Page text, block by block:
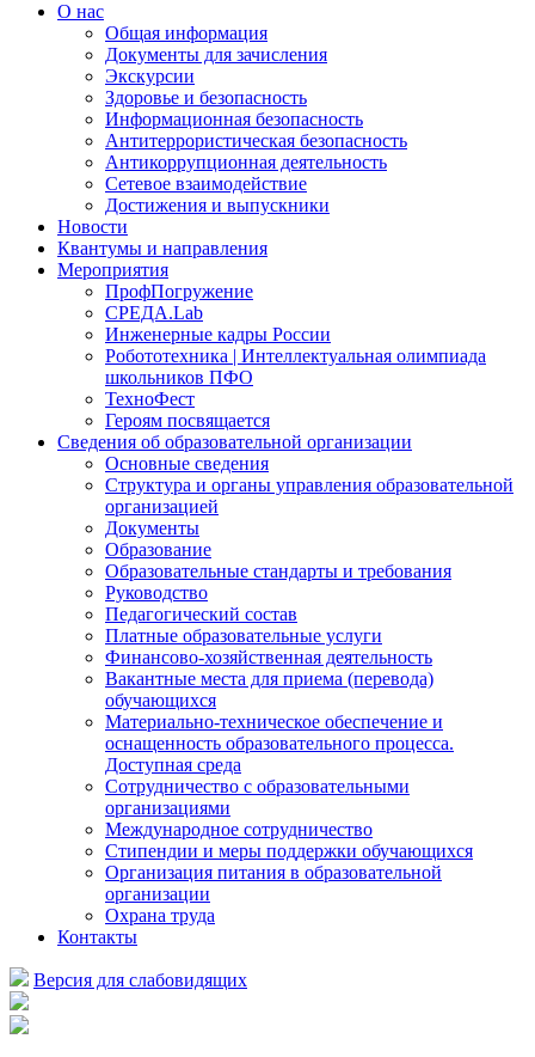
О нас
Общая информация
Документы для зачисления
Экскурсии
Здоровье и безопасность
Информационная безопасность
Антитеррористическая безопасность
Антикоррупционная деятельность
Сетевое взаимодействие
Достижения и выпускники
Новости
Квантумы и направления
Мероприятия
ПрофПогружение
СРЕДА.Lab
Инженерные кадры России
Робототехника | Интеллектуальная олимпиада
школьников ПФО
ТехноФест
Героям посвящается
Сведения об образовательной организации
Основные сведения
Структура и органы управления образовательной
организацией
Документы
Образование
Образовательные стандарты и требования
Руководство
Педагогический состав
Платные образовательные услуги
Финансово-хозяйственная деятельность
Вакантные места для приема (перевода)
обучающихся
Материально-техническое обеспечение и
оснащенность образовательного процесса.
Доступная среда
Сотрудничество с образовательными
организациями
Международное сотрудничество
Стипендии и меры поддержки обучающихся
Организация питания в образовательной
организации
Охрана труда
Контакты
Версия для слабовидящих